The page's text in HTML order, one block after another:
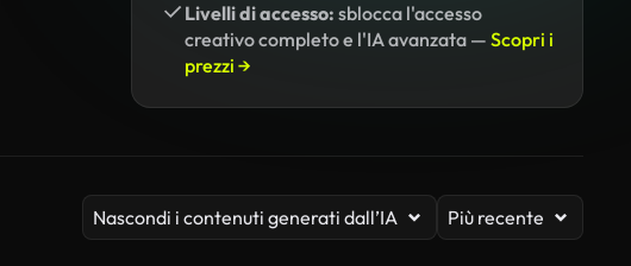
Livelli di accesso: sblocca l'accesso
creativo completo e l'IA avanzata — Scopri i
prezzi →
Nascondi i contenuti generati dall’IA Più recente